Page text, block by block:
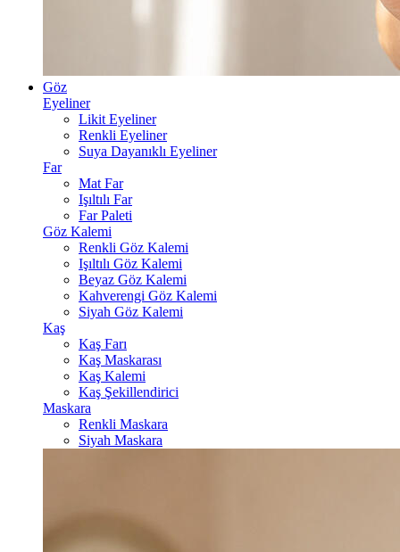
Göz
Eyeliner
Likit Eyeliner
Renkli Eyeliner
Suya Dayanıklı Eyeliner
Far
Mat Far
Işıltılı Far
Far Paleti
Göz Kalemi
Renkli Göz Kalemi
Işıltılı Göz Kalemi
Beyaz Göz Kalemi
Kahverengi Göz Kalemi
Siyah Göz Kalemi
Kaş
Kaş Farı
Kaş Maskarası
Kaş Kalemi
Kaş Şekillendirici
Maskara
Renkli Maskara
Siyah Maskara